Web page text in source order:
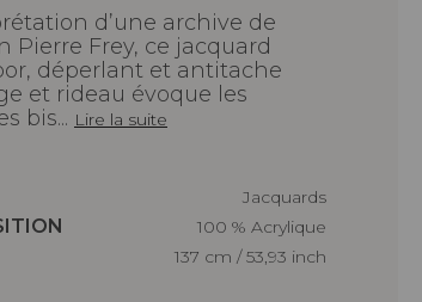
d’une archive de
Pierre Frey, ce jacquard
déperlant et antitache
et rideau évoque les
bis... Lire la suite
Jacquards
100 % Acrylique
137 cm / 53,93 inch